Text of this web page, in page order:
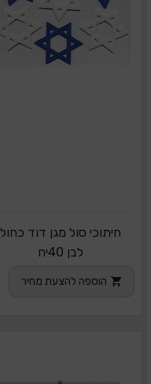
חיתוכי סול מגן דוד כחול
לבן 40יח
הוספה להצעת מחיר